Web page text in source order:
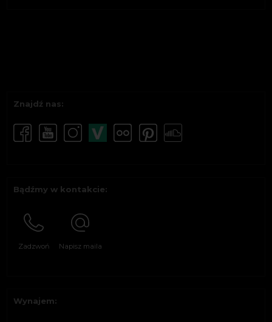
Znajdź nas:
Bądźmy w kontakcie:
Zadzwoń Napisz maila
Wynajem: